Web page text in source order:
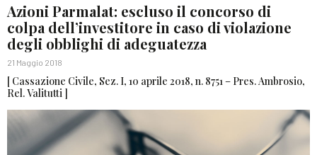
Azioni Parmalat: escluso il concorso di
colpa dell’investitore in caso di violazione
degli obblighi di adeguatezza
21 Maggio 2018
[ Cassazione Civile, Sez. I, 10 aprile 2018, n. 8751 – Pres. Ambrosio,
Rel. Valitutti ]